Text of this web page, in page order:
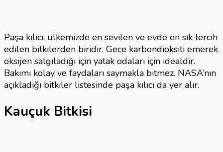
Paşa kılıcı, ülkemizde en sevilen ve evde en sık tercih
edilen bitkilerden biridir. Gece karbondioksiti emerek
oksijen salgıladığı için yatak odaları için idealdir.
Bakımı kolay ve faydaları saymakla bitmez. NASA’nın
açıkladığı bitkiler listesinde paşa kılıcı da yer alır.
Kauçuk Bitkisi